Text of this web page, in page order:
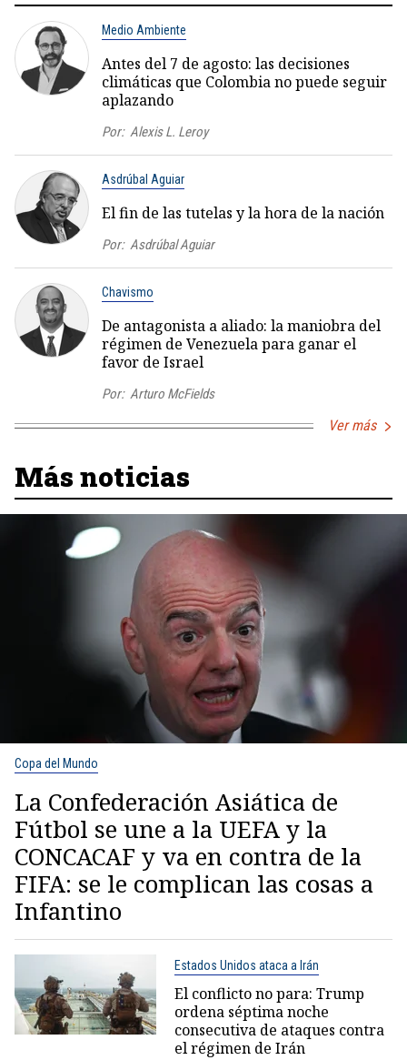
Medio Ambiente
Antes del 7 de agosto: las decisiones
climáticas que Colombia no puede seguir
aplazando
Por: Alexis L. Leroy
Asdrúbal Aguiar
El fin de las tutelas y la hora de la nación
Por: Asdrúbal Aguiar
Chavismo
De antagonista a aliado: la maniobra del
régimen de Venezuela para ganar el
favor de Israel
Por: Arturo McFields
Ver más
Más noticias
Copa del Mundo
La Confederación Asiática de
Fútbol se une a la UEFA y la
CONCACAF y va en contra de la
FIFA: se le complican las cosas a
Infantino
Estados Unidos ataca a Irán
El conflicto no para: Trump
ordena séptima noche
consecutiva de ataques contra
el régimen de Irán